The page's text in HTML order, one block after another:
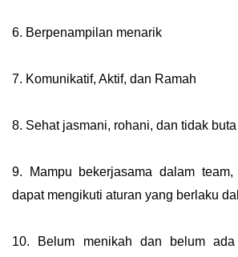
6. Berpenampilan menarik
7. Komunikatif, Aktif, dan Ramah
8. Sehat jasmani, rohani, dan tidak
9. Mampu bekerjasama dalam
dapat mengikuti aturan yang berlaku
10. Belum menikah dan belum ada